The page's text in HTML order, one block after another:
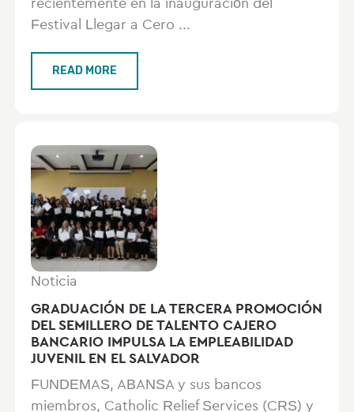
recientemente en la inauguración del
Festival Llegar a Cero ...
READ MORE
Noticia
GRADUACIÓN DE LA TERCERA PROMOCIÓN
DEL SEMILLERO DE TALENTO CAJERO
BANCARIO IMPULSA LA EMPLEABILIDAD
JUVENIL EN EL SALVADOR
FUNDEMAS, ABANSA y sus bancos
miembros, Catholic Relief Services (CRS) y